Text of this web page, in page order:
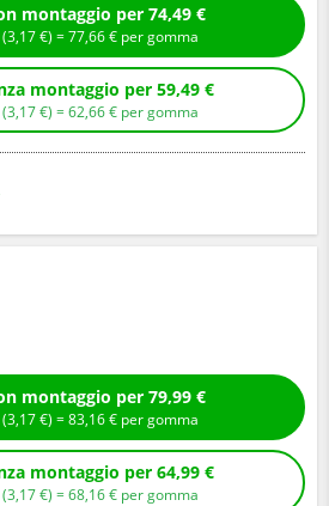
Compra con montaggio per 74,49 €
+ Ecotassa: (3,17€ ) =77,66€ per gomma
Compra senza montaggio per 59,49 €
+ Ecotassa: (3,17€ ) =62,66€ per gomma
Compra con montaggio per 79,99 €
+ Ecotassa: (3,17€ ) =83,16€ per gomma
Compra senza montaggio per 64,99 €
+ Ecotassa: (3,17€ ) =68,16€ per gomma